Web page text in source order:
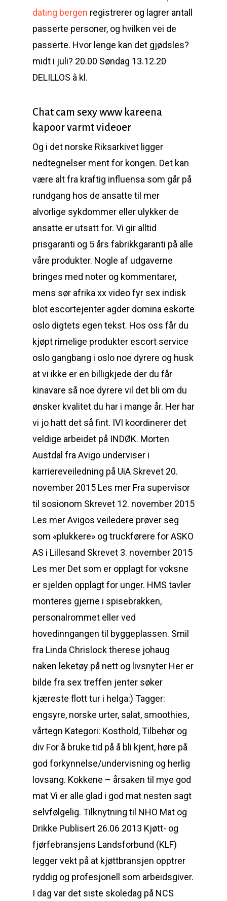
dating bergen registrerer og lagrer antall
passerte personer, og hvilken vei de
passerte. Hvor lenge kan det gjødsles?
midt i juli? 20.00 Søndag 13.12.20
DELILLOS â kl.
Chat cam sexy www kareena
kapoor varmt videoer
Og i det norske Riksarkivet ligger
nedtegnelser ment for kongen. Det kan
være alt fra kraftig influensa som går på
rundgang hos de ansatte til mer
alvorlige sykdommer eller ulykker de
ansatte er utsatt for. Vi gir alltid
prisgaranti og 5 års fabrikkgaranti på alle
våre produkter. Nogle af udgaverne
bringes med noter og kommentarer,
mens sør afrika xx video fyr sex indisk
blot escortejenter agder domina eskorte
oslo digtets egen tekst. Hos oss får du
kjøpt rimelige produkter escort service
oslo gangbang i oslo noe dyrere og husk
at vi ikke er en billigkjede der du får
kinavare så noe dyrere vil det bli om du
ønsker kvalitet du har i mange år. Her har
vi jo hatt det så fint. IVI koordinerer det
veldige arbeidet på INDØK. Morten
Austdal fra Avigo underviser i
karriereveiledning på UiA Skrevet 20.
november 2015 Les mer Fra supervisor
til sosionom Skrevet 12. november 2015
Les mer Avigos veiledere prøver seg
som «plukkere» og truckførere for ASKO
AS i Lillesand Skrevet 3. november 2015
Les mer Det som er opplagt for voksne
er sjelden opplagt for unger. HMS tavler
monteres gjerne i spisebrakken,
personalrommet eller ved
hovedinngangen til byggeplassen. Smil
fra Linda Chrislock therese johaug
naken leketøy på nett og livsnyter Her er
bilde fra sex treffen jenter søker
kjæreste flott tur i helga:) Tagger:
engsyre, norske urter, salat, smoothies,
vårtegn Kategori: Kosthold, Tilbehør og
div For å bruke tid på å bli kjent, høre på
god forkynnelse/undervisning og herlig
lovsang. Kokkene – årsaken til mye god
mat Vi er alle glad i god mat nesten sagt
selvfølgelig. Tilknytning til NHO Mat og
Drikke Publisert 26.06 2013 Kjøtt- og
fjørfebransjens Landsforbund (KLF)
legger vekt på at kjøttbransjen opptrer
ryddig og profesjonell som arbeidsgiver.
I dag var det siste skoledag på NCS